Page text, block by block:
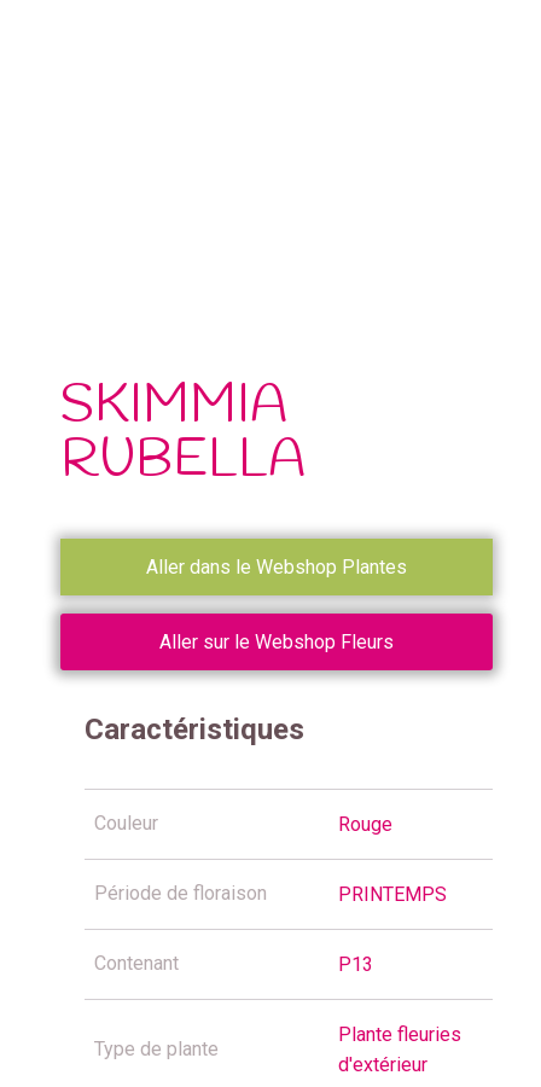
SKIMMIA
RUBELLA
Aller dans le Webshop Plantes
Aller sur le Webshop Fleurs
Caractéristiques
Couleur Rouge
Période de floraison PRINTEMPS
Contenant P13
Type de plante
Plante fleuries
d'extérieur